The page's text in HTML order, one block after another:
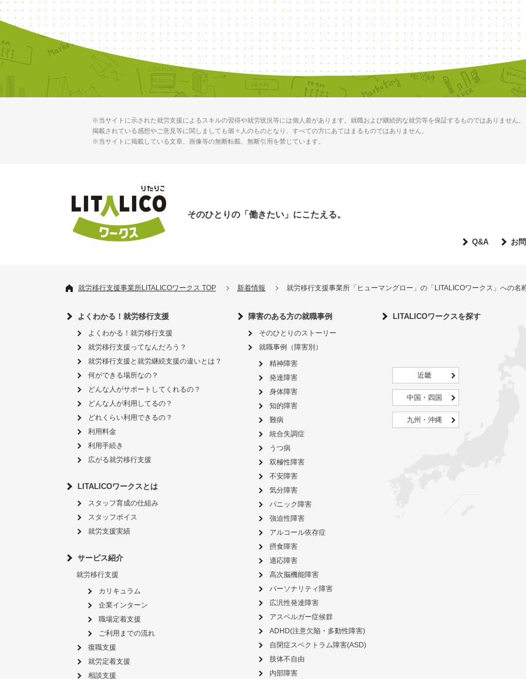
※当サイトに示された就労支援によるスキルの習得や就労状況等には個人差があります。就職および継続的な就労等を保証するものではありません。
掲載されている感想やご意見等に関しましても個々人のものとなり、すべての方にあてはまるものではありません。
※当サイトに掲載している文章、画像等の無断転載、無断引用を禁じています。
そのひとりの「働きたい」にこたえる。
Q&A お
就労移行支援事業所LITALICOワークス TOP 新着情報 就労移行支援事業所「ヒューマングロー」の「LITALICOワークス」への名
よくわかる！就労移行支援
よくわかる！就労移行支援
就労移行支援ってなんだろう？
就労移行支援と就労継続支援の違いとは？
何ができる場所なの？
どんな人がサポートしてくれるの？
どんな人が利用してるの？
どれくらい利用できるの？
利用料金
利用手続き
広がる就労移行支援
LITALICOワークスとは
スタッフ育成の仕組み
スタッフボイス
就労支援実績
サービス紹介
就労移行支援
カリキュラム
企業インターン
職場定着支援
ご利用までの流れ
復職支援
就労定着支援
相談支援
障害のある方の就職事例
そのひとりのストーリー
就職事例（障害別）
精神障害
発達障害
身体障害
知的障害
難病
統合失調症
うつ病
双極性障害
不安障害
気分障害
パニック障害
強迫性障害
アルコール依存症
摂食障害
適応障害
高次脳機能障害
パーソナリティ障害
広汎性発達障害
アスペルガー症候群
ADHD(注意欠陥・多動性障害)
自閉症スペクトラム障害(ASD)
肢体不自由
内部障害
LITALICOワークスを探す
近畿
中国・四国
九州・沖縄